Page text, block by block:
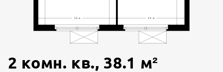
2 комн. кв., 38.1 м²